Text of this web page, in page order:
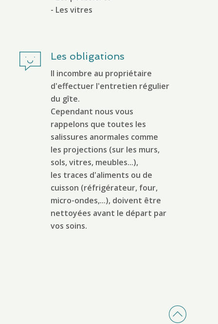
Les obligations
Il incombre au propriétaire
d'effectuer l'entretien régulier
du gîte.
Cependant nous vous
rappelons que toutes les
salissures anormales comme
les projections (sur les murs,
sols, vitres, meubles...),
les traces d'aliments ou de
cuisson (réfrigérateur, four,
micro-ondes,...), doivent être
nettoyées avant le départ par
vos soins.